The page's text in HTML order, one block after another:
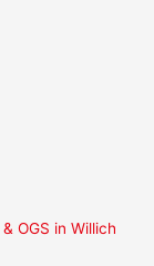
OGS in Willich